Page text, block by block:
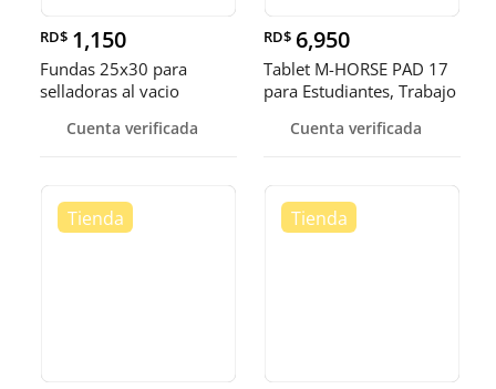
RD$ 1,150
Fundas 25x30 para
selladoras al vacio
Cuenta verificada
RD$ 6,950
Tablet M-HORSE PAD 17
para Estudiantes, Trabajo
Cuenta verificada